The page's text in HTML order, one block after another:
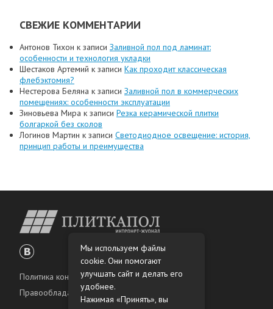
СВЕЖИЕ КОММЕНТАРИИ
Антонов Тихон к записи Заливной пол под ламинат:
особенности и технология укладки
Шестаков Артемий к записи Как проходит классическая
флебэктомия?
Нестерова Беляна к записи Заливной пол в коммерческих
помещениях: особенности эксплуатации
Зиновьева Мира к записи Резка керамической плитки
болгаркой без сколов
Логинов Мартин к записи Светодиодное освещение: история,
принцип работы и преимущества
Политика конфиденциальности
Правообладателям
Мы используем файлы
cookie. Они помогают
улучшать сайт и делать его
удобнее.
Нажимая «Принять», вы